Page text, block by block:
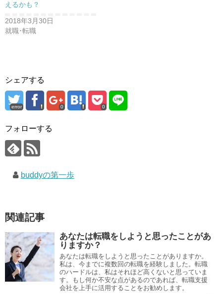
えるかも？
2018年3月30日
就職･転職
シェアする
error 0 0
フォローする
buddyの第一歩
関連記事
あなたは転職をしようと思ったことがあ
りますか？
あなたは転職をしようと思ったことがありますか。
私は、今までに複数回の転職を経験しました。転職
のハードルは、私はそれほど高くないと思っていま
す。もし何か不安な点があるのであれば、転職支援
会社を上手に活用することをお勧めします。